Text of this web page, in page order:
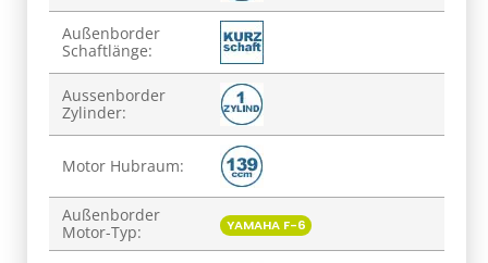
Außenborder
Schaftlänge:
Aussenborder
Zylinder:
Motor Hubraum:
Außenborder
Motor-Typ:
YAMAHA F-6